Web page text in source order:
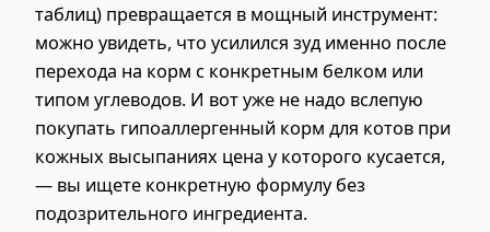
таблиц) превращается в мощный инструмент:
можно увидеть, что усилился зуд именно после
перехода на корм с конкретным белком или
типом углеводов. И вот уже не надо вслепую
покупать гипоаллергенный корм для котов при
кожных высыпаниях цена у которого кусается,
— вы ищете конкретную формулу без
подозрительного ингредиента.